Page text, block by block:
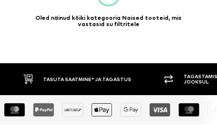
Oled näinud kõiki kategooria Naised tooteid, mis
vastasid su filtritele
JOOKSUL
TASUMINE